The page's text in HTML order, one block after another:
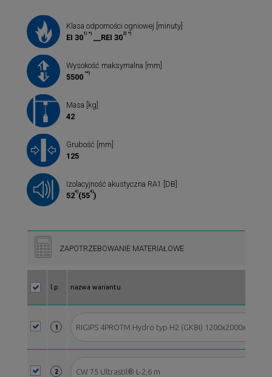
Klasa odporności ogniowej [minuty]
EI 301) *) __REI 302) *)
Wysokość maksymalna [mm]
5500 **)
Masa [kg]
42
Grubość [mm]
125
Izolacyjność akustyczna RA1 [DB]
524)(554))
ZAPOTRZEBOWANIE MATERIAŁOWE
l.p. nazwa wariantu
1 RIGIPS 4PROTM Hydro typ H2 (GKBI) 1200x2000x12,5
2 CW 75 Ultrastil® L-2,6 m